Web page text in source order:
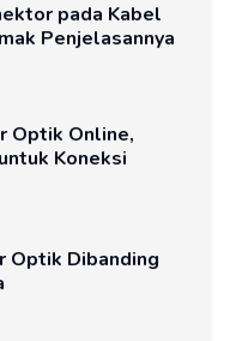
pada Kabel
Penjelasannya
Optik Online,
Koneksi
Optik Dibanding